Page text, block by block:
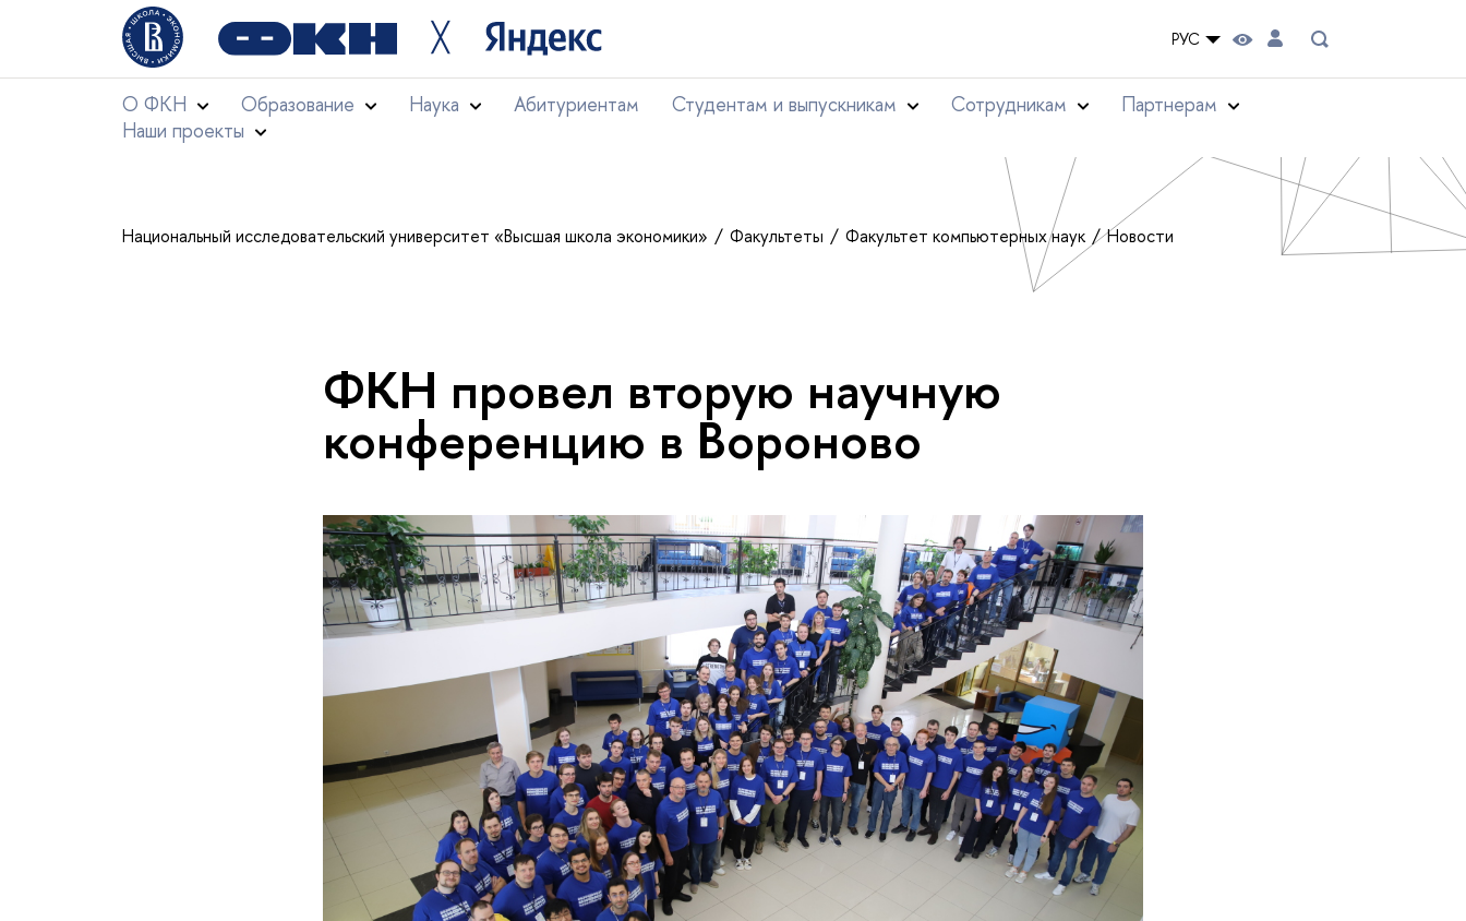
╳ РУС
О ФКН Образование Наука Абитуриентам Студентам и выпускникам Сотрудникам
Партнерам
Наши проекты
Национальный исследовательский университет «Высшая школа экономики» Факультеты Факультет компьютерных наук Новости
ФКН провел вторую научную
конференцию в Вороново